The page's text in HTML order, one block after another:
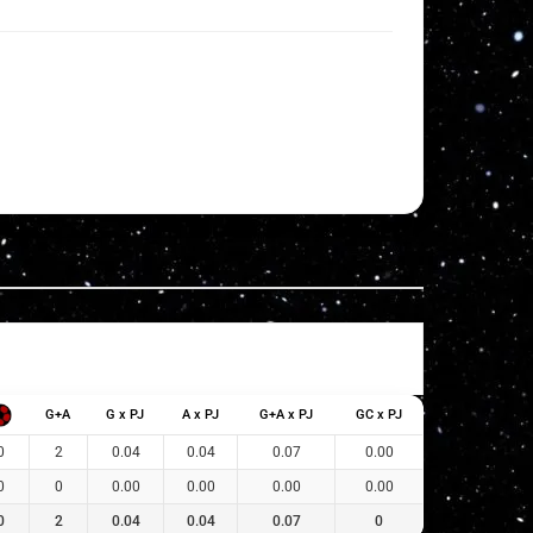
G+A G x PJ A x PJ G+A x PJ GC x PJ
2 0.04 0.04 0.07 0.00
0 0.00 0.00 0.00 0.00
2 0.04 0.04 0.07 0